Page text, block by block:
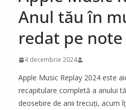
Anul tău în
redat pe
4 decembrie 2024
Apple Music Replay 2024 este
recapitulare completă a anului
deosebire de anii trecuți, acum